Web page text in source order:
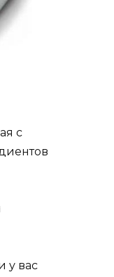
с
у вас